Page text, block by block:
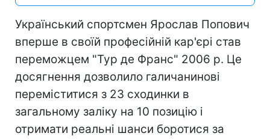
Український спортсмен Ярослав Попович
вперше в своїй професійній кар'єрі став
переможцем "Тур де Франс" 2006 р. Це
досягнення дозволило галичанинові
переміститися з 23 сходинки в
загальному заліку на 10 позицію і
отримати реальні шанси боротися за